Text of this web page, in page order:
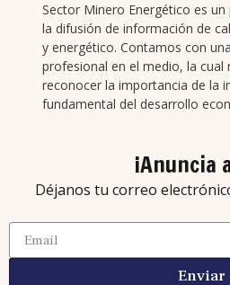
Sector Minero Energético es
la difusión de información de
y energético. Contamos con
profesional en el medio, la
reconocer la importancia de la
fundamental del desarrollo
¡Anuncia
Déjanos tu correo
Enviar